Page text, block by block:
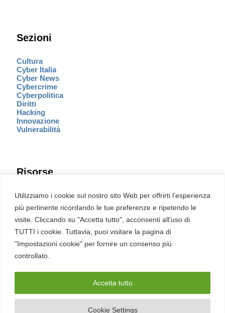
Utilizziamo i cookie sul nostro sito Web per offrirti l'esperienza
più pertinente ricordando le tue preferenze e ripetendo le
visite. Cliccando su "Accetta tutto", acconsenti all'uso di
TUTTI i cookie. Tuttavia, puoi visitare la pagina di
"Impostazioni cookie" per fornire un consenso più
controllato.
Cookie Settings
Accetta tutto
Sezioni
Cultura
Cyber Italia
Cyber News
Cybercrime
Cyberpolitica
Diritti
Hacking
Innovazione
Vulnerabilità
Risorse
Eventi
Fumetto Cyber
Newsletter
Servizi
Pubblicità
English
Ultime CVE critiche
2026 – REDHOTCYBER Srl. Tutti i diritti riservati